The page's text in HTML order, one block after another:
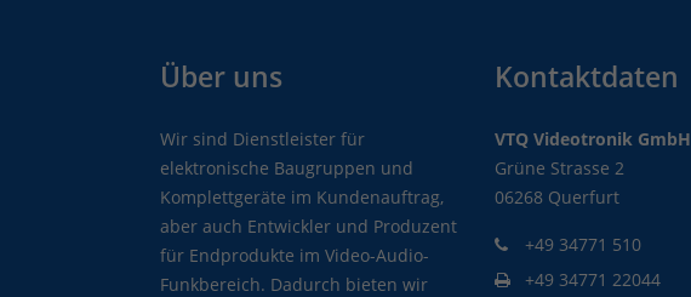
Über uns
Wir sind Dienstleister für
elektronische Baugruppen und
Komplettgeräte im Kundenauftrag,
aber auch Entwickler und Produzent
für Endprodukte im Video-Audio-
Funkbereich. Dadurch bieten wir
Kontaktdaten
VTQ Videotronik GmbH
Grüne Strasse 2
06268 Querfurt
+49 34771 510
+49 34771 22044